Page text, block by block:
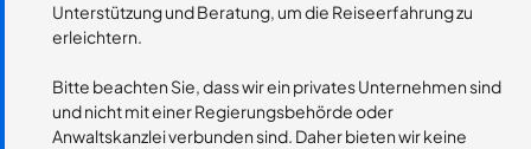
Unterstützung und Beratung, um die Reiseerfahrung zu
erleichtern.
Bitte beachten Sie, dass wir ein privates Unternehmen sind
und nicht mit einer Regierungsbehörde oder
Anwaltskanzlei verbunden sind. Daher bieten wir keine